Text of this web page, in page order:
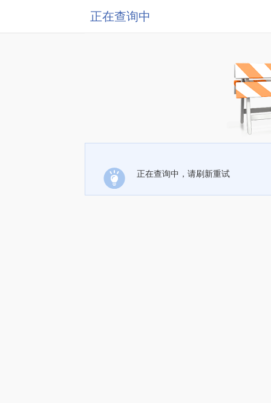
正在查询中
正在查询中，请刷新重试